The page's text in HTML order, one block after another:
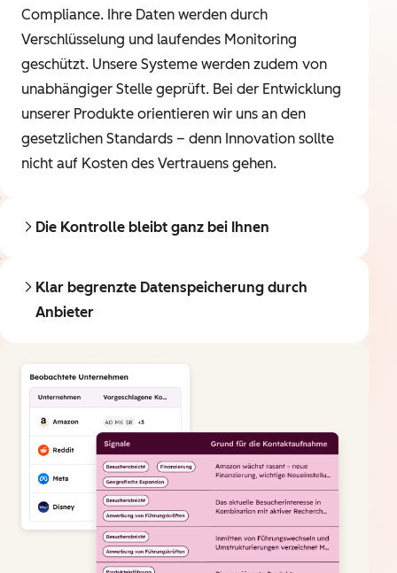
Compliance. Ihre Daten werden durch
Verschlüsselung und laufendes Monitoring
geschützt. Unsere Systeme werden zudem von
unabhängiger Stelle geprüft. Bei der Entwicklung
unserer Produkte orientieren wir uns an den
gesetzlichen Standards – denn Innovation sollte
nicht auf Kosten des Vertrauens gehen.
Die Kontrolle bleibt ganz bei Ihnen
Klar begrenzte Datenspeicherung durch
Anbieter